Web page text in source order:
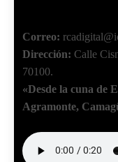
Correo:
Dirección: Calle
70100.
«Desde la cuna de
Agramonte,